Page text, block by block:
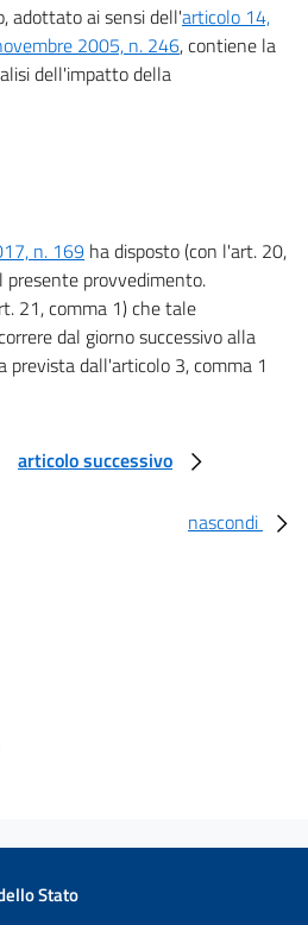
adottato ai sensi dell'articolo 14,
2005, n. 246, contiene la
dell'impatto della
n. 169 ha disposto (con l'art. 20,
presente provvedimento.
21, comma 1) che tale
dal giorno successivo alla
prevista dall'articolo 3, comma 1
articolo successivo
nascondi
Stato